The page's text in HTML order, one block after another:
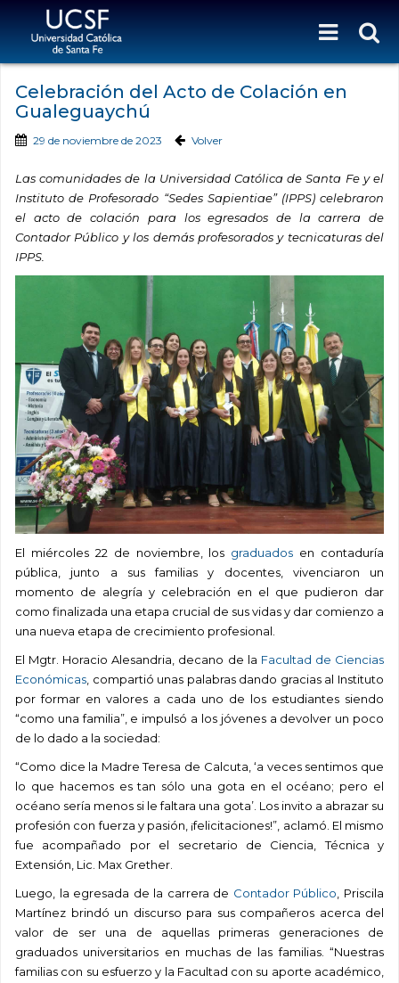
Celebración del Acto de Colación en
Gualeguaychú
29 de noviembre de 2023 Volver
Las comunidades de la Universidad Católica de Santa Fe y el
Instituto de Profesorado “Sedes Sapientiae” (IPPS) celebraron
el acto de colación para los egresados de la carrera de
Contador Público y los demás profesorados y tecnicaturas del
IPPS.
El miércoles 22 de noviembre, los graduados en contaduría
pública, junto a sus familias y docentes, vivenciaron un
momento de alegría y celebración en el que pudieron dar
como finalizada una etapa crucial de sus vidas y dar comienzo a
una nueva etapa de crecimiento profesional.
El Mgtr. Horacio Alesandria, decano de la Facultad de Ciencias
Económicas, compartió unas palabras dando gracias al Instituto
por formar en valores a cada uno de los estudiantes siendo
“como una familia”, e impulsó a los jóvenes a devolver un poco
de lo dado a la sociedad:
“Como dice la Madre Teresa de Calcuta, ‘a veces sentimos que
lo que hacemos es tan sólo una gota en el océano; pero el
océano sería menos si le faltara una gota’. Los invito a abrazar su
profesión con fuerza y pasión, ¡felicitaciones!”, aclamó. El mismo
fue acompañado por el secretario de Ciencia, Técnica y
Extensión, Lic. Max Grether.
Luego, la egresada de la carrera de Contador Público, Priscila
Martínez brindó un discurso para sus compañeros acerca del
valor de ser una de aquellas primeras generaciones de
graduados universitarios en muchas de las familias. “Nuestras
familias con su esfuerzo y la Facultad con su aporte académico,